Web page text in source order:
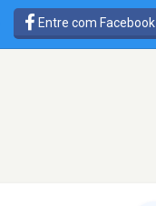
Entre com Facebook